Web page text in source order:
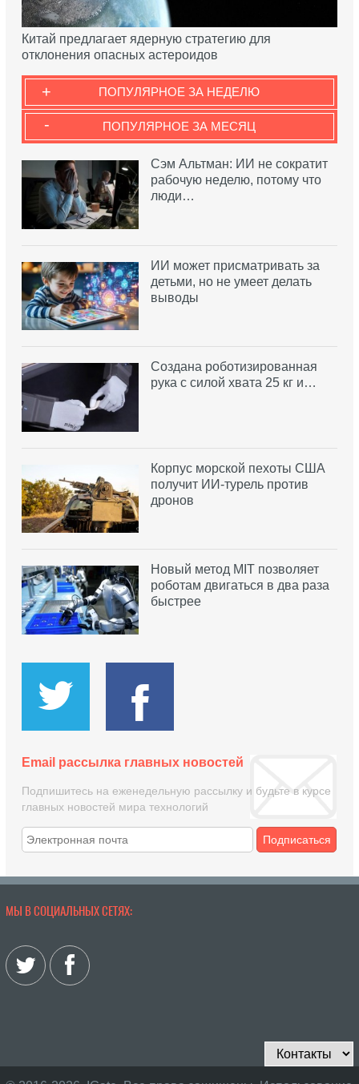
Китай предлагает ядерную стратегию для
отклонения опасных астероидов
ПОПУЛЯРНОЕ ЗА НЕДЕЛЮ
+
ПОПУЛЯРНОЕ ЗА МЕСЯЦ
-
Сэм Альтман: ИИ не сократит
рабочую неделю, потому что
люди…
ИИ может присматривать за
детьми, но не умеет делать
выводы
Создана роботизированная
рука с силой хвата 25 кг и…
Корпус морской пехоты США
получит ИИ-турель против
дронов
Новый метод MIT позволяет
роботам двигаться в два раза
быстрее
Email рассылка главных новостей
Подпишитесь на еженедельную рассылку и будьте в курсе
главных новостей мира технологий
Подписаться
МЫ В СОЦИАЛЬНЫХ СЕТЯХ: